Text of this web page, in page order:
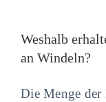
Weshalb
an Windeln?
Die Menge